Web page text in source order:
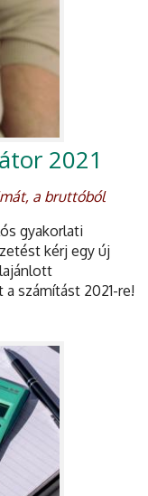
2021
a bruttóból
gyakorlati
kérj egy új
számítást 2021-re!